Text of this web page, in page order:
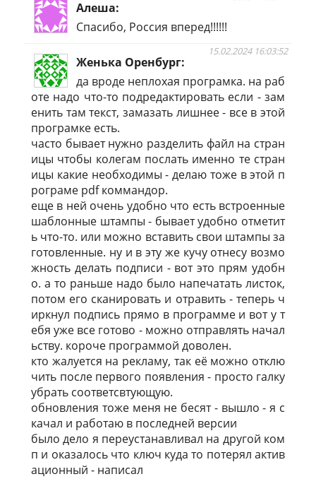
Алеша
Спасибо, Россия вперед!!!!!!
Женька Оренбург
15.02.2024 16:03:52
да вроде неплохая програмка. на раб
оте надо что-то подредактировать если - зам
енить там текст, замазать лишнее - все в этой
програмке есть.
часто бывает нужно разделить файл на стран
ицы чтобы колегам послать именно те стран
ицы какие необходимы - делаю тоже в этой п
рограме pdf коммандор.
еще в ней очень удобно что есть встроенные
шаблонные штампы - бывает удобно отметит
ь что-то. или можно вставить свои штампы за
готовленные. ну и в эту же кучу отнесу возмо
жность делать подписи - вот это прям удобн
о. а то раньше надо было напечатать листок,
потом его сканировать и отравить - теперь ч
иркнул подпись прямо в программе и вот у т
ебя уже все готово - можно отправлять начал
ьству. короче программой доволен.
кто жалуется на рекламу, так её можно отклю
чить после первого появления - просто галку
убрать соответсвтующую.
обновления тоже меня не бесят - вышло - я с
качал и работаю в последней версии
было дело я переустанавливал на другой ком
п и оказалось что ключ куда то потерял актив
ационный - написал